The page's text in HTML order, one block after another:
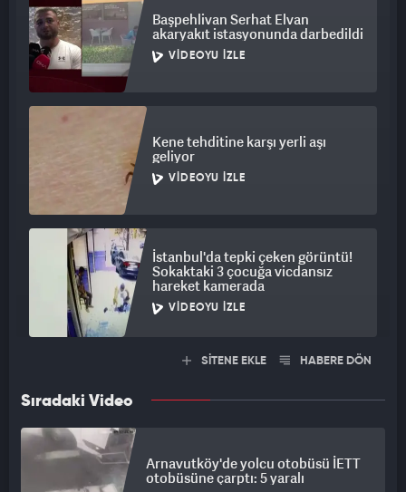
Başpehlivan Serhat Elvan
akaryakıt istasyonunda darbedildi
VIDEOYU İZLE
Kene tehditine karşı yerli aşı
geliyor
VIDEOYU İZLE
İstanbul'da tepki çeken görüntü!
Sokaktaki 3 çocuğa vicdansız
hareket kamerada
VIDEOYU İZLE
SİTENE EKLE HABERE DÖN
Sıradaki Video
Arnavutköy'de yolcu otobüsü İETT
otobüsüne çarptı: 5 yaralı